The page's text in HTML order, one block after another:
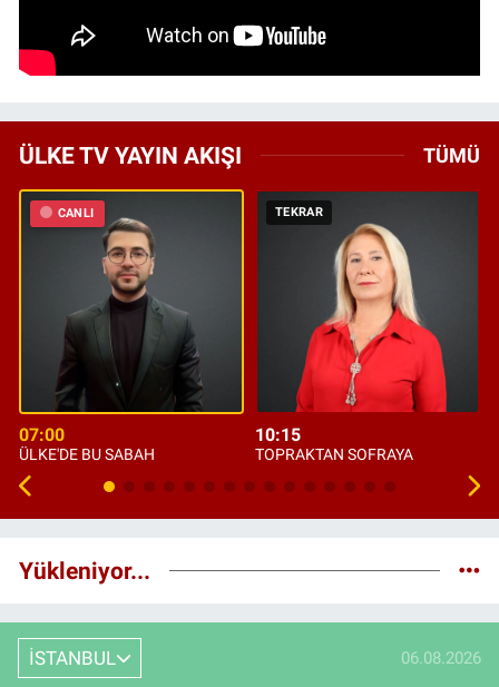
ÜLKE TV YAYIN AKIŞI TÜMÜ
CANLI
07:00
ÜLKE'DE BU SABAH
TEKRAR
10:15
TOPRAKTAN SOFRAYA
Yükleniyor...
İSTANBUL 06.08.2026